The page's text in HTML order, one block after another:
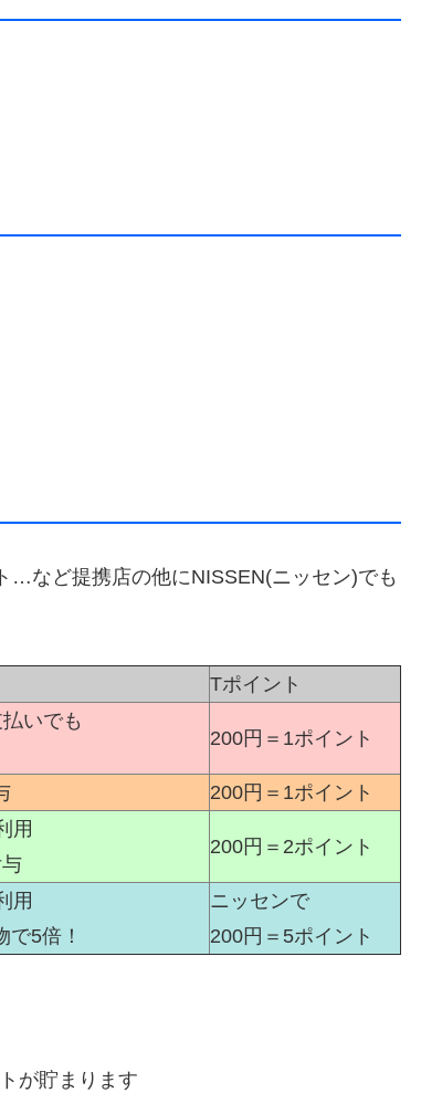
…など提携店の他にNISSEN(ニッセン)でも
Tポイント
いでも
200円＝1ポイント
200円＝1ポイント
用
200円＝2ポイント
用
5倍！
ニッセンで
200円＝5ポイント
が貯まります